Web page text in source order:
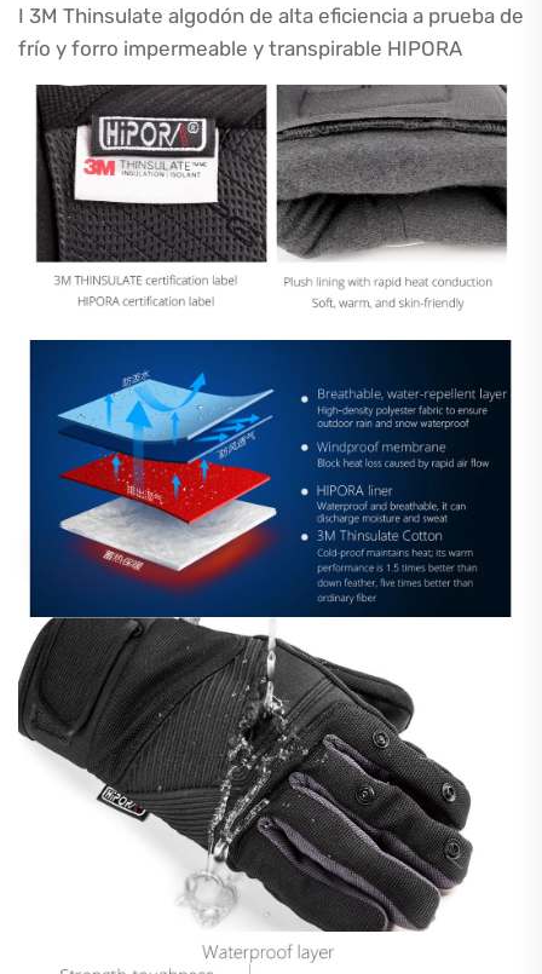
I 3M Thinsulate algodón de alta eficiencia a prueba de
frío y forro impermeable y transpirable HIPORA